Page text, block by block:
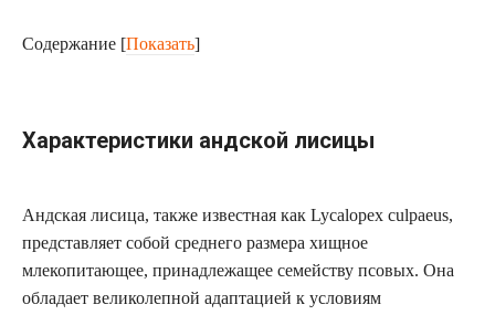
Содержание [Показать]
Характеристики андской лисицы
Андская лисица, также известная как Lycalopex culpaeus,
представляет собой среднего размера хищное
млекопитающее, принадлежащее семейству псовых. Она
обладает великолепной адаптацией к условиям